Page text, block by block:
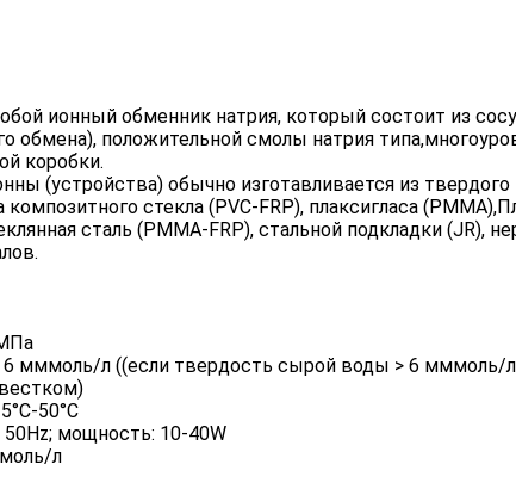
ионный обменник натрия, который состоит из
обмена), положительной смолы натрия
коробки.
(устройства) обычно изготавливается из твердого
стекла (PVC-FRP), плаксигласа
сталь (PMMA-FRP), стальной подкладки (JR),
мммоль/л ((если твердость сырой воды > 6 мммоль/л,
50°C
50Hz; мощность: 10-40W
л